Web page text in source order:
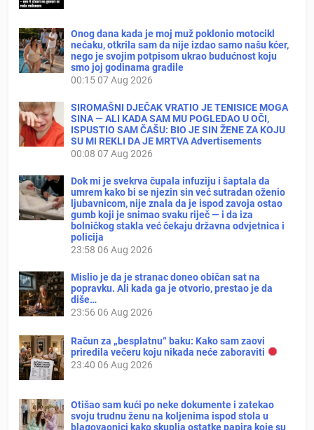
Onog dana kada je moj muž poklonio motocikl
nećaku, otkrila sam da nije izdao samo našu kćer,
nego je svojim potpisom ukrao budućnost koju
smo joj godinama gradile
00:1507 Aug 2026
SIROMAŠNI DJEČAK VRATIO JE TENISICE MOGA
SINA — ALI KADA SAM MU POGLEDAO U OČI,
ISPUSTIO SAM ČAŠU: BIO JE SIN ŽENE ZA KOJU
SU MI REKLI DA JE MRTVA Advertisements
00:08 07 Aug 2026
Dok mi je svekrva čupala infuziju i šaptala da
umrem kako bi se njezin sin već sutradan oženio
ljubavnicom, nije znala da je ispod zavoja ostao
gumb koji je snimao svaku riječ — i da iza
bolničkog stakla već čekaju državna odvjetnica i
policija
23:58 06 Aug 2026
Mislio je da je stranac doneo običan sat na
popravku. Ali kada ga je otvorio, prestao je da
diše…
23:56 06 Aug 2026
Račun za „besplatnu“ baku: Kako sam zaovi
priredila večeru koju nikada neće zaboraviti
23:40 06 Aug 2026
Otišao sam kući po neke dokumente i zatekao
svoju trudnu ženu na koljenima ispod stola u
blagovaonici kako skuplja ostatke papira koje su